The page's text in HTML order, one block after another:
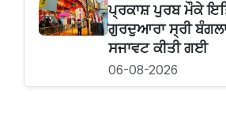
ਪ੍ਰਕਾਸ਼ ਪੁਰਬ ਮੌਕੇ
ਗੁਰਦੁਆਰਾ ਸ੍ਰੀ ਬੰਗਲਾ
ਸਜਾਵਟ ਕੀਤੀ ਗਈ
06-08-2026